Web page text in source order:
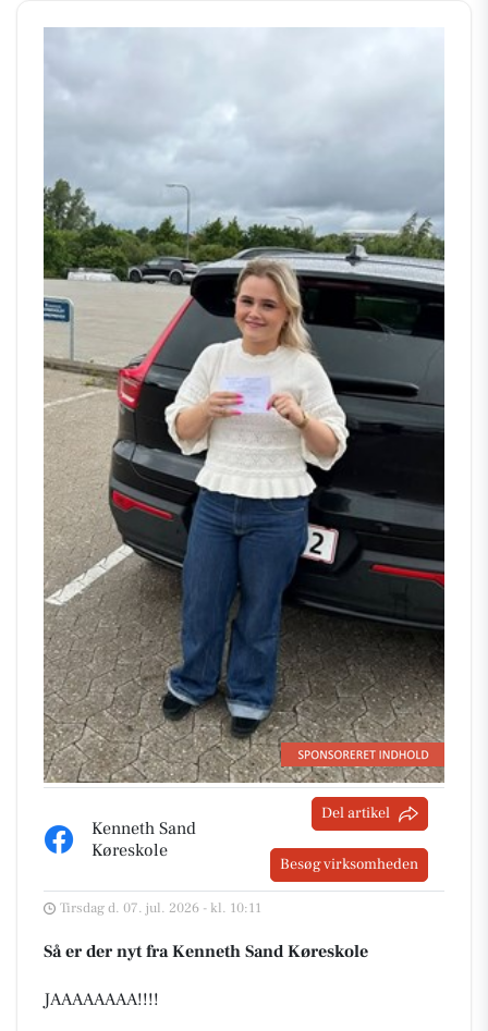
Kenneth Sand
Køreskole
Del artikel
Besøg virksomheden
Tirsdag d. 07. jul. 2026 - kl. 10:11
Så er der nyt fra Kenneth Sand Køreskole
JAAAAAAAA!!!!